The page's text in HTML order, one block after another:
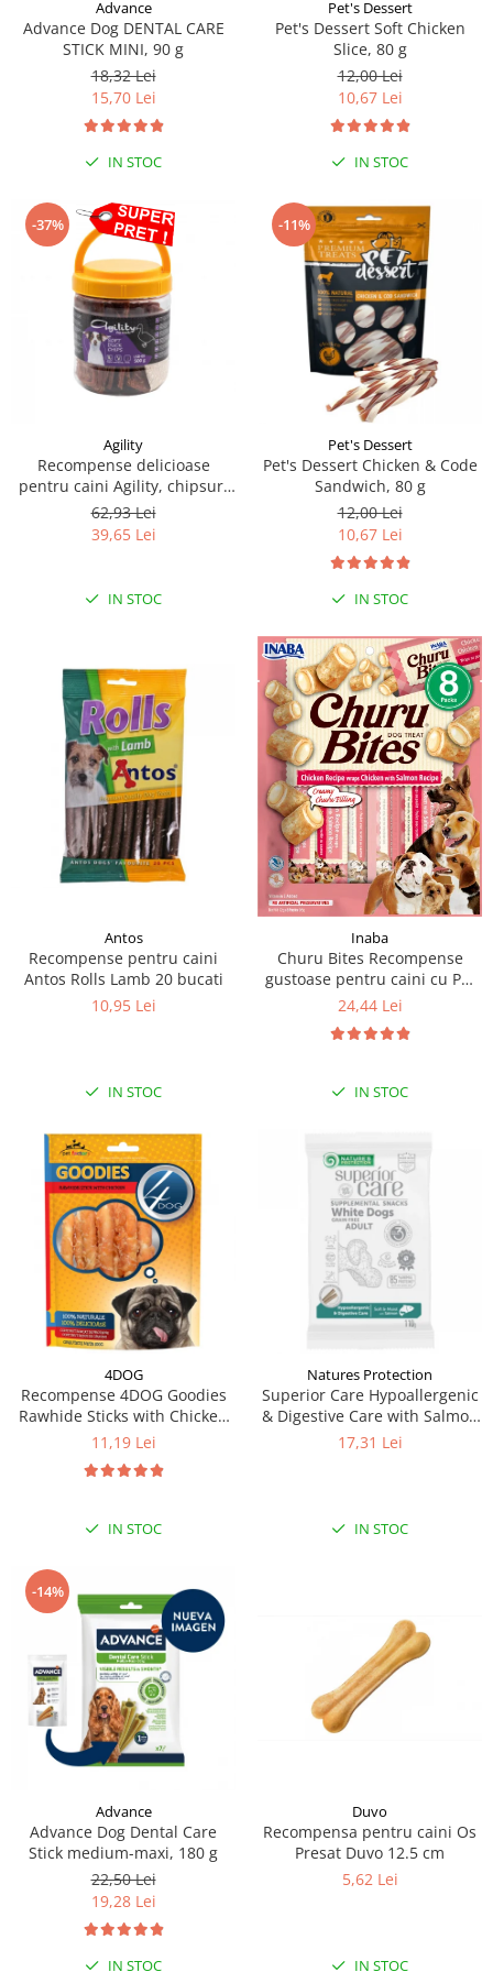
Sampoane si Balsamuri
Servetele Umede
Covorase absorbante
Curatare Ochi
Igiena Catel
Solutii Atractante si repelente
Custi transport - Pisici
Jucarii Pisici
Lese, Hamuri si Zgarzi
Paturi, perne si cosuri pentru pisici
Recompense Delicioase
Advance
Advance Dog DENTAL CARE
STICK MINI, 90 g
18,32 Lei
15,70 Lei
IN STOC
Pet's Dessert
Pet's Dessert Soft Chicken
Slice, 80 g
12,00 Lei
10,67 Lei
IN STOC
-37%
Agility
Recompense delicioase
pentru caini Agility, chipsuri
moi de rata, 500g
62,93 Lei
39,65 Lei
IN STOC
-11%
Pet's Dessert
Pet's Dessert Chicken & Code
Sandwich, 80 g
12,00 Lei
10,67 Lei
IN STOC
Antos
Recompense pentru caini
Antos Rolls Lamb 20 bucati
10,95 Lei
IN STOC
Inaba
Churu Bites Recompense
gustoase pentru caini cu Pui
si somon 8 x 12 g
24,44 Lei
IN STOC
4DOG
Recompense 4DOG Goodies
Rawhide Sticks with Chicken
100g
11,19 Lei
IN STOC
Natures Protection
Superior Care Hypoallergenic
& Digestive Care with Salmon
(110g)
17,31 Lei
IN STOC
-14%
Advance
Advance Dog Dental Care
Stick medium-maxi, 180 g
22,50 Lei
19,28 Lei
IN STOC
Duvo
Recompensa pentru caini Os
Presat Duvo 12.5 cm
5,62 Lei
IN STOC